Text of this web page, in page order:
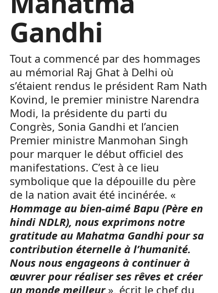
Gandhi
Tout a commencé par des hommages
au mémorial Raj Ghat à Delhi où
s’étaient rendus le président Ram Nath
Kovind, le premier ministre Narendra
Modi, la présidente du parti du
Congrès, Sonia Gandhi et l’ancien
Premier ministre Manmohan Singh
pour marquer le début officiel des
manifestations. C’est à ce lieu
symbolique que la dépouille du père
de la nation avait été incinérée. «
Hommage au bien-aimé Bapu (Père en
hindi NDLR), nous exprimons notre
gratitude au Mahatma Gandhi pour sa
contribution éternelle à l’humanité.
Nous nous engageons à continuer à
œuvrer pour réaliser ses rêves et créer
un monde meilleur», écrit le chef du